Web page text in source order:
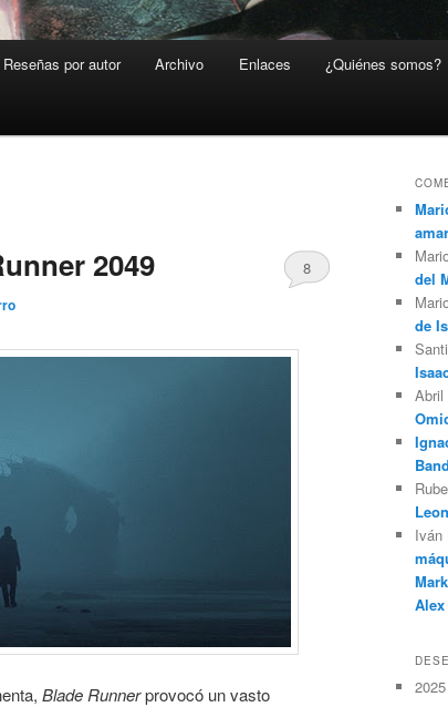
Reseñas por autor Archivo Enlaces ¿Quiénes somos?
2049 8
Blade Runnerprovocó un vasto
del
de
Abril
Iván
2025